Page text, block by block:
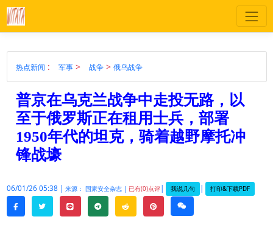
热点新闻 : 军事> 战争 > 俄乌战争
普京在乌克兰战争中走投无路，以
至于俄罗斯正在租用士兵，部署
1950年代的坦克，骑着越野摩托冲
锋战壕
06/01/26 05:38 | 来源： 国家安全杂志 | 已有(0)点评| 我说几句 | 打印&下载PDF
facebooktwitterline telegramreddit pinterestweixin